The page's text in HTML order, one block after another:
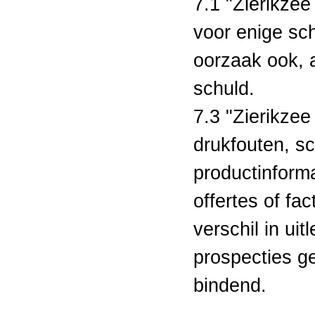
7.1
voor enige
oorzaak ook,
schuld.
7.3
drukfouten,
offertes of
verschil in
prospecties
bindend.